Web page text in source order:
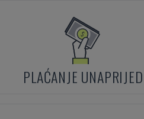
PLAĆANJE UNAPRIJED